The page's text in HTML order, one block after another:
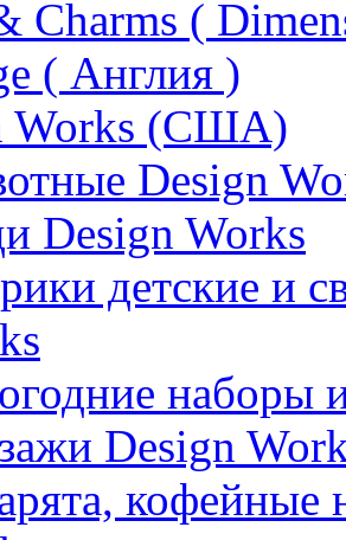
Charms (
( Англия )
Works (США)
Design
Design Works
детские и
наборы
Design
кофейные